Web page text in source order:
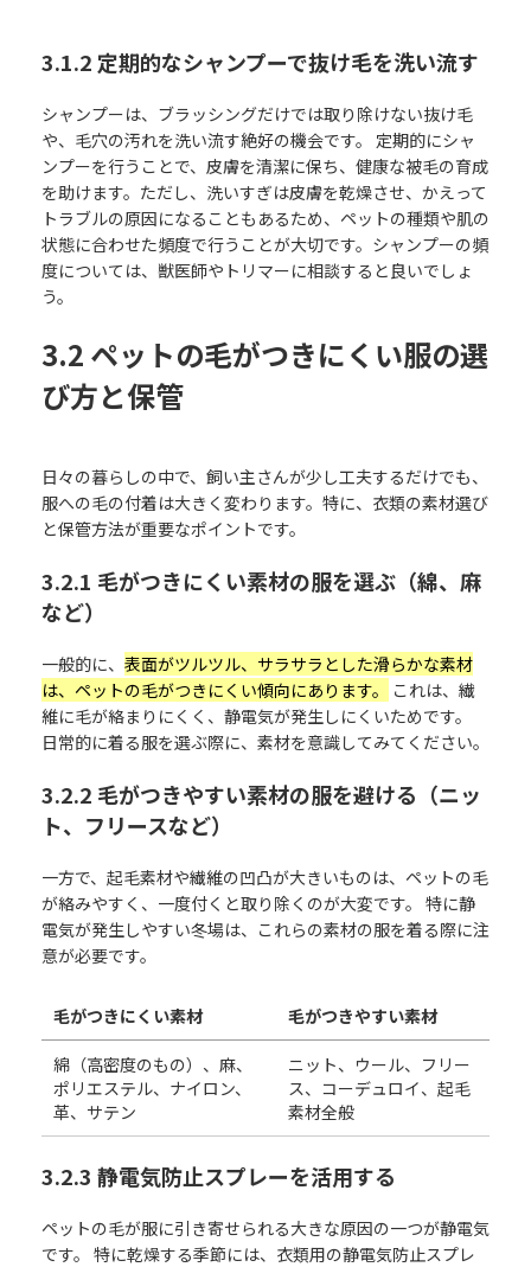
3.1.2 定期的なシャンプーで抜け毛を洗い流す
シャンプーは、ブラッシングだけでは取り除けない抜け毛
や、毛穴の汚れを洗い流す絶好の機会です。 定期的にシャ
ンプーを行うことで、皮膚を清潔に保ち、健康な被毛の育成
を助けます。ただし、洗いすぎは皮膚を乾燥させ、かえって
トラブルの原因になることもあるため、ペットの種類や肌の
状態に合わせた頻度で行うことが大切です。シャンプーの頻
度については、獣医師やトリマーに相談すると良いでしょ
う。
3.2 ペットの毛がつきにくい服の選
び方と保管
日々の暮らしの中で、飼い主さんが少し工夫するだけでも、
服への毛の付着は大きく変わります。特に、衣類の素材選び
と保管方法が重要なポイントです。
3.2.1 毛がつきにくい素材の服を選ぶ（綿、麻
など）
一般的に、 表面がツルツル、サラサラとした滑らかな素材
は、ペットの毛がつきにくい傾向にあります。
これは、繊
維に毛が絡まりにくく、静電気が発生しにくいためです。
日常的に着る服を選ぶ際に、素材を意識してみてください。
3.2.2 毛がつきやすい素材の服を避ける（ニッ
ト、フリースなど）
一方で、起毛素材や繊維の凹凸が大きいものは、ペットの毛
が絡みやすく、一度付くと取り除くのが大変です。 特に静
電気が発生しやすい冬場は、これらの素材の服を着る際に注
意が必要です。
毛がつきにくい素材 毛がつきやすい素材
綿（高密度のもの）、麻、
ポリエステル、ナイロン、
革、サテン
ニット、ウール、フリー
ス、コーデュロイ、起毛
素材全般
3.2.3 静電気防止スプレーを活用する
ペットの毛が服に引き寄せられる大きな原因の一つが静電気
です。 特に乾燥する季節には、衣類用の静電気防止スプレ